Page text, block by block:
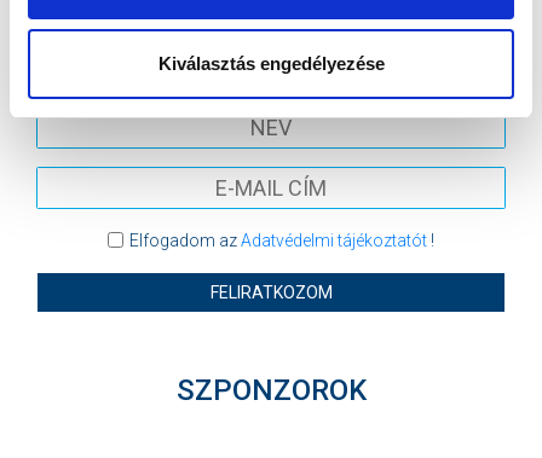
Kiválasztás engedélyezése
Ne maradjon le egy eseményről sem! Iratkozzon fel ingyenes
hírlevelünkre:
Elfogadom azAdatvédelmi tájékoztatót!
FELIRATKOZOM
SZPONZOROK